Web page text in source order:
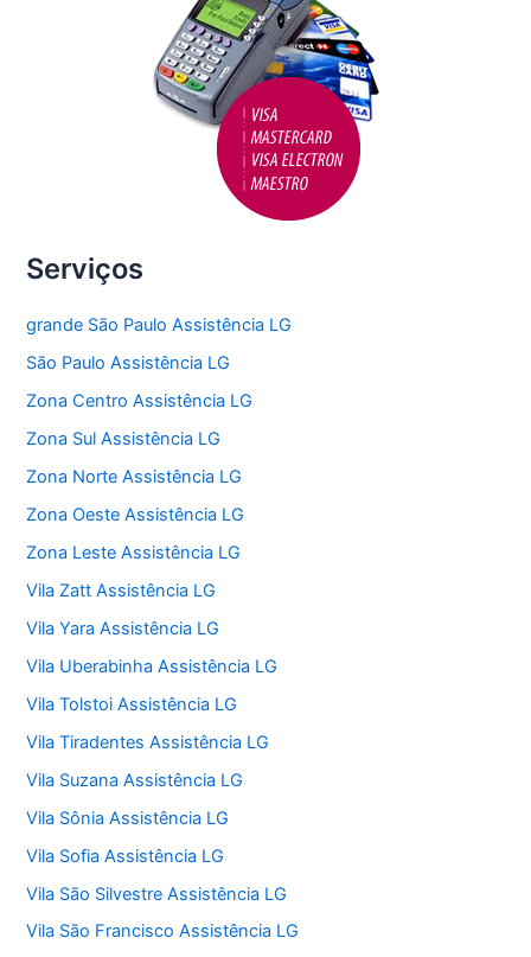
Serviços
grande São Paulo Assistência LG
São Paulo Assistência LG
Zona Centro Assistência LG
Zona Sul Assistência LG
Zona Norte Assistência LG
Zona Oeste Assistência LG
Zona Leste Assistência LG
Vila Zatt Assistência LG
Vila Yara Assistência LG
Vila Uberabinha Assistência LG
Vila Tolstoi Assistência LG
Vila Tiradentes Assistência LG
Vila Suzana Assistência LG
Vila Sônia Assistência LG
Vila Sofia Assistência LG
Vila São Silvestre Assistência LG
Vila São Francisco Assistência LG